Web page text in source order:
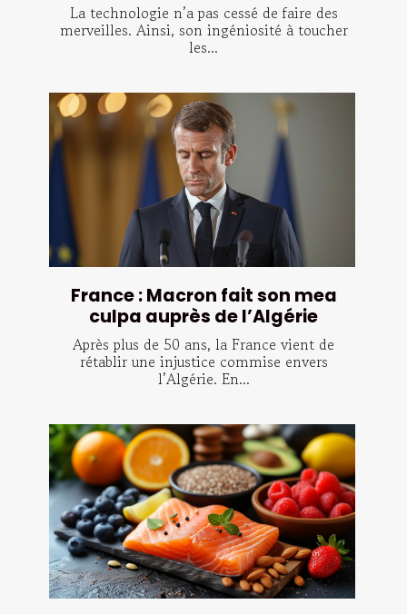
La technologie n’a pas cessé de faire des
merveilles. Ainsi, son ingéniosité à toucher
les...
France : Macron fait son mea
culpa auprès de l’Algérie
Après plus de 50 ans, la France vient de
rétablir une injustice commise envers
l’Algérie. En...